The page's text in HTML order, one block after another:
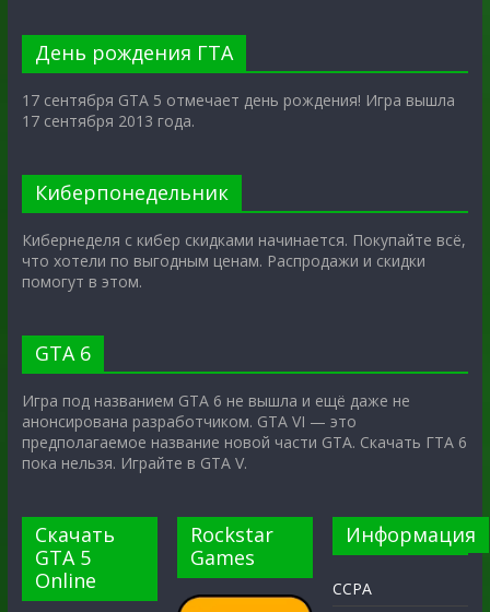
День рождения ГТА
17 сентября GTA 5 отмечает день рождения! Игра вышла
17 сентября 2013 года.
Киберпонедельник
Кибернеделя с кибер скидками начинается. Покупайте всё,
что хотели по выгодным ценам. Распродажи и скидки
помогут в этом.
GTA 6
Игра под названием GTA 6 не вышла и ещё даже не
анонсирована разработчиком. GTA VI — это
предполагаемое название новой части GTA. Скачать ГТА 6
пока нельзя. Играйте в GTA V.
Скачать
GTA 5
Online
Rockstar
Games
Информация
CCPA